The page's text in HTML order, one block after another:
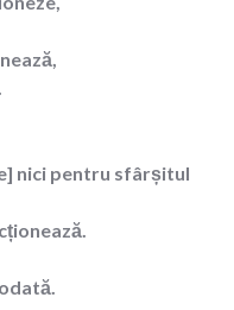
nici pentru sfârșitul